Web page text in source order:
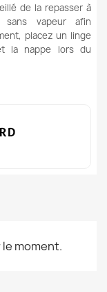
de la repasser à
vapeur afin
placez un linge
la nappe lors du
moment.